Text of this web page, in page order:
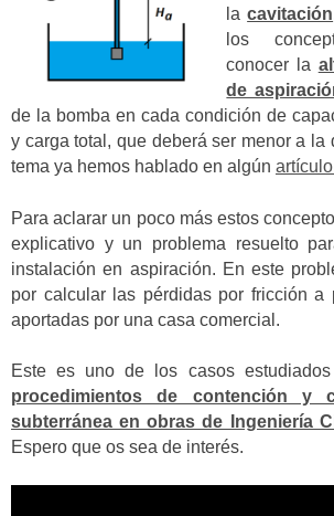
lacavitación
los
conocer la
de
de la bomba en cada condición de
y carga total, que deberá ser menor a la
tema ya hemos hablado en algún
Para aclarar un poco más estos
explicativo y un problema resuelto
instalación en aspiración. En este
por calcular las pérdidas por fricción a
aportadas por una casa comercial.
Este es uno de los casos
procedimientos de contención y
subterránea en obras de Ingeniería
Espero que os sea de interés.